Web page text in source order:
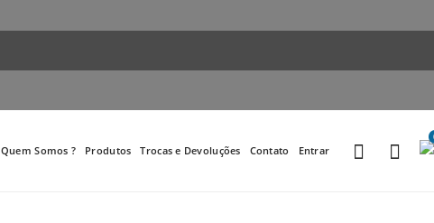
Quem Somos ? Produtos Trocas e Devoluções Contato Entrar